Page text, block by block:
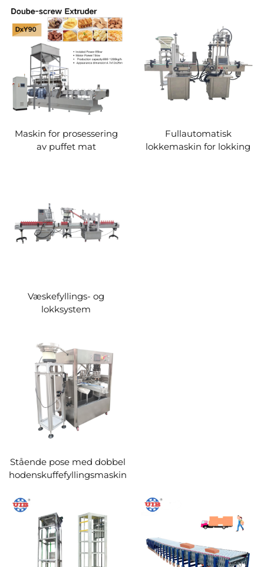
Maskin for prosessering
av puffet mat
Fullautomatisk
lokkemaskin for lokking
Væskefyllings- og
lokksystem
Stående pose med dobbel
hodenskuffefyllingsmaskin